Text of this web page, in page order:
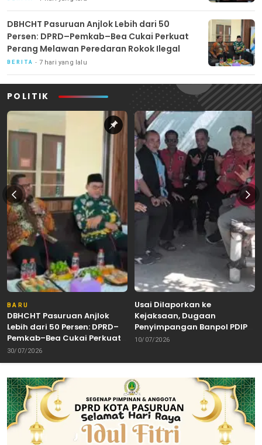
DBHCHT Pasuruan Anjlok Lebih dari 50
Persen: DPRD–Pemkab–Bea Cukai Perkuat
Perang Melawan Peredaran Rokok Ilegal
BERITA 7 hari yang lalu
POLITIK
BARU
DBHCHT Pasuruan Anjlok
Lebih dari 50 Persen: DPRD–
Pemkab–Bea Cukai Perkuat
Perang Melawan Peredaran
Rokok Ilegal
30/07/2026
Usai Dilaporkan ke
Kejaksaan, Dugaan
Penyimpangan Banpol PDIP
Pasuruan Dinyatakan
Cabut Laporan”
10/07/2026